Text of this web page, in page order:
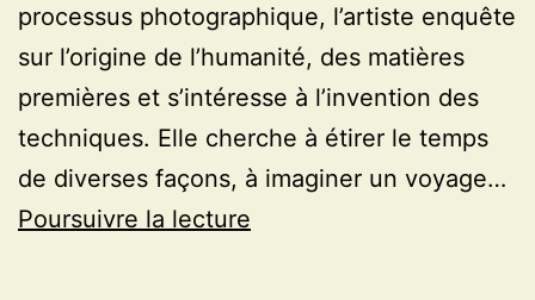
processus photographique, l’artiste enquête
sur l’origine de l’humanité, des matières
premières et s’intéresse à l’invention des
techniques. Elle cherche à étirer le temps
de diverses façons, à imaginer un voyage…
Poursuivre la lecture